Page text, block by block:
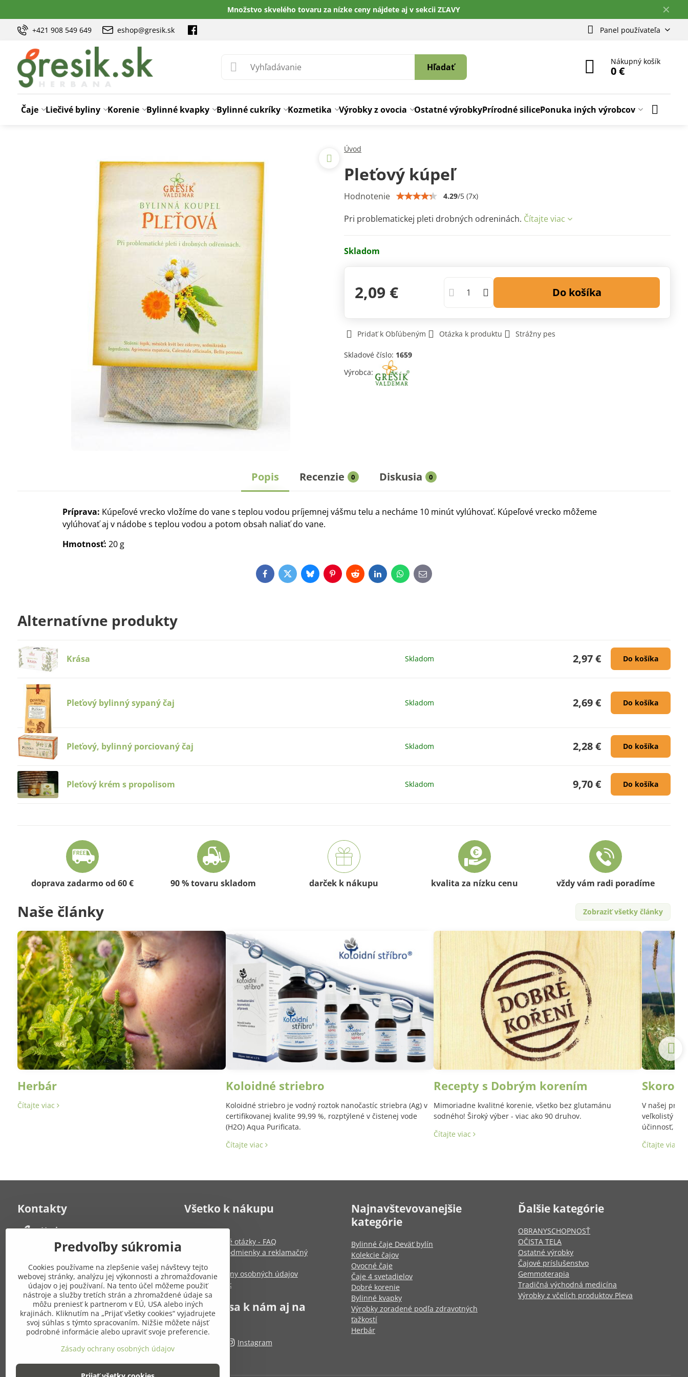
✕
Množstvo skvelého tovaru za nízke ceny nájdete aj v sekcii ZĽAVY
+421 908 549 649 eshop@gresik.sk Panel používateľa
Hľadať
Nákupný košík
0 €
Čaje Liečivé byliny Korenie Bylinné kvapky Bylinné cukríky Kozmetika Výrobky z ovocia Ostatné výrobkyPrírodné silicePonuka iných výrobcov
Úvod
Pleťový kúpeľ
Hodnotenie 4.29/5(7x)
Pri problematickej pleti drobných odreninách. Čítajte viac
Skladom
2,09 € Do košíka
Pridať k Obľúbeným Otázka k produktu Strážny pes
Skladové číslo: 1659
Výrobca:
Popis Recenzie 0 Diskusia 0
Príprava: Kúpeľové vrecko vložíme do vane s teplou vodou príjemnej vášmu telu a necháme 10 minút vylúhovať. Kúpeľové vrecko môžeme
vylúhovať aj v nádobe s teplou vodou a potom obsah naliať do vane.
Hmotnosť: 20 g
FacebookTwitterBlueskyPinterestRedditLinkedInWhatsApp
E-
mail
Alternatívne produkty
Krása Skladom 2,97 € Do košíka
Pleťový bylinný sypaný čaj Skladom 2,69 € Do košíka
Pleťový, bylinný porciovaný čaj Skladom 2,28 € Do košíka
Pleťový krém s propolisom Skladom 9,70 € Do košíka
doprava zadarmo od 60 € 90 % tovaru skladom darček k nákupu kvalita za nízku cenu vždy vám radi poradíme
Naše články
Herbár
Čítajte viac
Koloidné striebro
Koloidné striebro je vodný roztok nanočastíc striebra (Ag) v
certifikovanej kvalite 99,99 %, rozptýlené v čistenej vode
(H2O) Aqua Purificata.
Čítajte viac
Recepty s Dobrým korením
Mimoriadne kvalitné korenie, všetko bez glutamánu
sodného! Široký výber - viac ako 90 druhov.
Čítajte viac
V našej
veľkolistý a
účinnosť, aj
Čítajte viac
Zobraziť všetky články
Kontakty
Herbana, s​.r​.o​.
Strelecká 6
931 01 Šamorín
+421 908 549 649
eshop​@gresik​.sk
Osobný odber
Strelecká 6, Šamorín
Všetko k nákupu
Kontakt
Často kladené otázky - FAQ
Obchodné podmienky a reklamačný
poriadok
Zásady ochrany osobných údajov
Mapa stránok
Pridajte sa k nám aj na
sieťach
Instagram
Najnavštevovanejšie
kategórie
Bylinné čaje Deväť bylín
Kolekcie čajov
Ovocné čaje
Čaje 4 svetadielov
Dobré korenie
Bylinné kvapky
Výrobky zoradené podľa zdravotných
ťažkostí
Herbár
Ďalšie kategórie
OBRANYSCHOPNOSŤ
OČISTA TELA
Ostatné výrobky
Čajové príslušenstvo
Gemmoterapia
Tradičná východná medicína
Výrobky z včelích produktov Pleva
Predvoľby súkromia
Cookies používame na zlepšenie vašej návštevy tejto
webovej stránky, analýzu jej výkonnosti a zhromažďovanie
údajov o jej používaní. Na tento účel môžeme použiť
nástroje a služby tretích strán a zhromaždené údaje sa
môžu preniesť k partnerom v EÚ, USA alebo iných
krajinách. Kliknutím na „Prijať všetky cookies“ vyjadrujete
svoj súhlas s týmto spracovaním. Nižšie môžete nájsť
podrobné informácie alebo upraviť svoje preferencie.
Zásady ochrany osobných údajov